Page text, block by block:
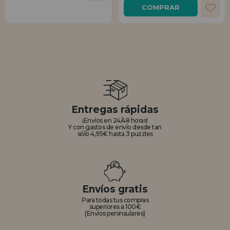
COMPRAR
Entregas rápidas
¡Envíos en 24/48 horas!
Y con gastos de envío desde tan
sólo 4,95€ hasta 3 puzzles
Envíos gratis
Para todas tus compras
superiores a 100€
(Envíos peninsulares)